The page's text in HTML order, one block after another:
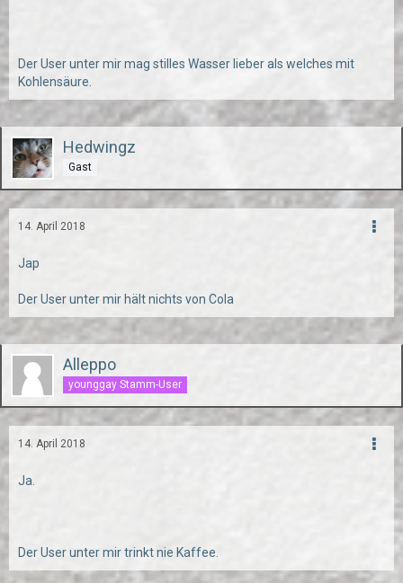
Der User unter mir mag stilles Wasser lieber als welches mit
Kohlensäure.
Hedwingz
Gast
14. April 2018
Jap
Der User unter mir hält nichts von Cola
Alleppo
younggay Stamm-User
14. April 2018
Ja.
Der User unter mir trinkt nie Kaffee.